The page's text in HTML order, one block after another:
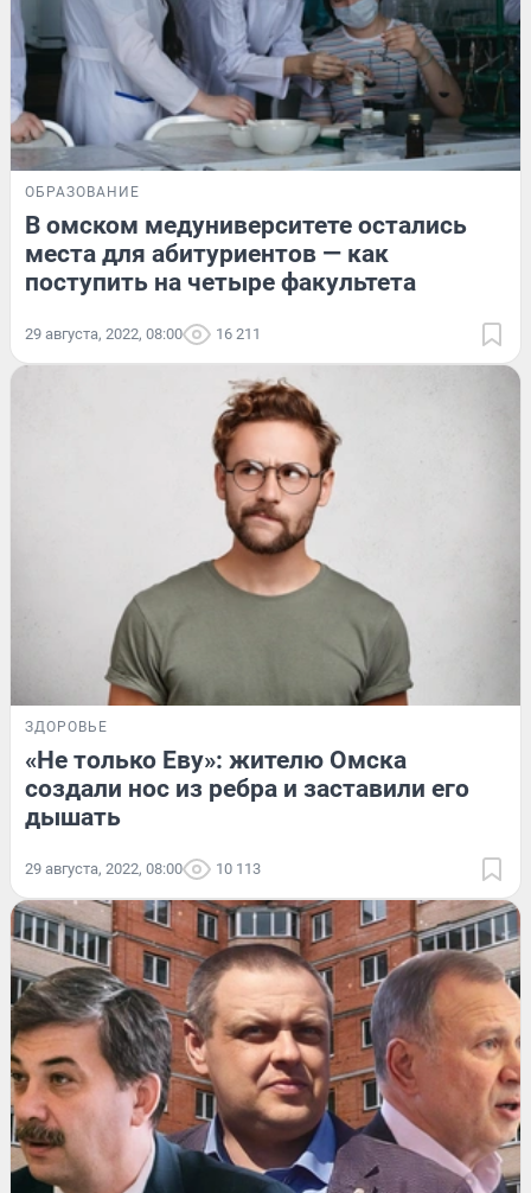
ОБРАЗОВАНИЕ
В омском медуниверситете остались
места для абитуриентов — как
поступить на четыре факультета
29 августа, 2022, 08:00 16 211
ЗДОРОВЬЕ
«Не только Еву»: жителю Омска
создали нос из ребра и заставили его
дышать
29 августа, 2022, 08:00 10 113